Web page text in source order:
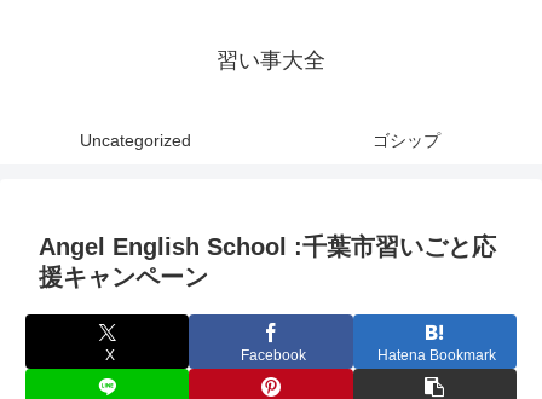
習い事大全
Uncategorized ゴシップ
Angel English School :千葉市習いごと応
援キャンペーン
X Facebook Hatena Bookmark